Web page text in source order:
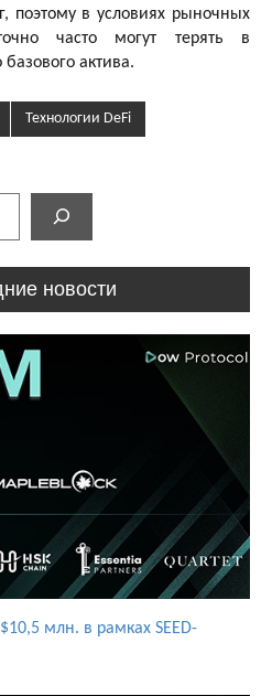
поэтому в условиях рыночных
часто могут терять в
актива.
Технологии DeFi
новости
млн. в рамках SEED-